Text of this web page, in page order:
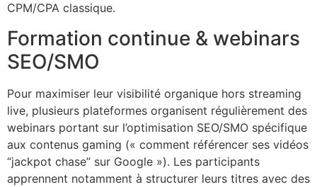
CPM/CPA classique.
Formation continue & webinars
SEO/SMO
Pour maximiser leur visibilité organique hors streaming
live, plusieurs plateformes organisent régulièrement des
webinars portant sur l’optimisation SEO/SMO spécifique
aux contenus gaming (« comment référencer ses vidéos
“jackpot chase” sur Google »). Les participants
apprennent notamment à structurer leurs titres avec des